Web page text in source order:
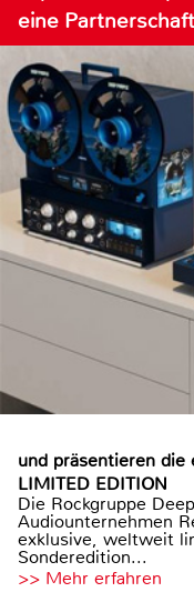
eine
und präsentieren die
LIMITED EDITION
Die Rockgruppe
Audiounternehmen
exklusive, weltweit
Sonderedition...
>> Mehr erfahren